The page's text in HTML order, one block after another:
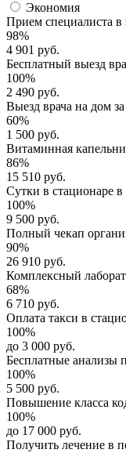
Экономия
Прием специалиста в
98%
4 901 руб.
Бесплатный выезд
100%
2 490 руб.
Выезд врача на дом за
60%
1 500 руб.
Витаминная
86%
15 510 руб.
Сутки в стационаре в
100%
9 500 руб.
Полный чекап
90%
26 910 руб.
Комплексный
68%
6 710 руб.
Оплата такси в
100%
до 3 000 руб.
Бесплатные анализы
100%
5 500 руб.
Повышение класса
100%
до 17 000 руб.
Получить лечение в